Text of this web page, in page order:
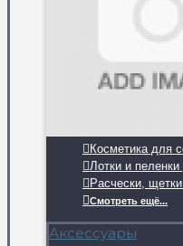
Косметика для
Лотки и пеленки
Расчески,
Смотреть ещё...
Аксессуары